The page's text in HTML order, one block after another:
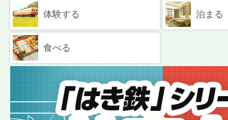
体験する 泊まる
食べる